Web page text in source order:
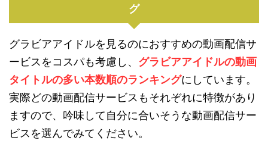
グ
グラビアアイドルを見るのにおすすめの動画配信サ
ービスをコスパも考慮し、 グラビアアイドルの動画
タイトルの多い本数順のランキングにしています。
実際どの動画配信サービスもそれぞれに特徴があり
ますので、吟味して自分に合いそうな動画配信サー
ビスを選んでみてください。